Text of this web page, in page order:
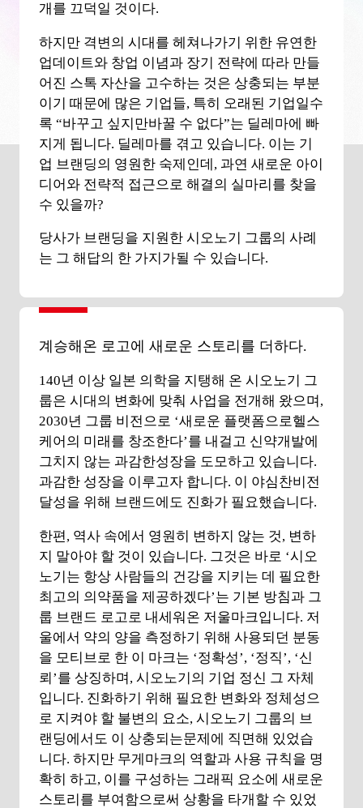
개를 끄덕일 것이다.
하지만 격변의 시대를 헤쳐나가기 위한 유연한
업데이트와 창업 이념과 장기 전략에 따라 만들
어진 스톡 자산을 고수하는 것은 상충되는 부분
이기 때문에 많은 기업들, 특히 오래된 기업일수
록 “바꾸고 싶지만바꿀 수 없다”는 딜레마에 빠
지게 됩니다. 딜레마를 겪고 있습니다. 이는 기
업 브랜딩의 영원한 숙제인데, 과연 새로운 아이
디어와 전략적 접근으로 해결의 실마리를 찾을
수 있을까?
당사가 브랜딩을 지원한 시오노기 그룹의 사례
는 그 해답의 한 가지가될 수 있습니다.
계승해온 로고에 새로운 스토리를 더하다.
140년 이상 일본 의학을 지탱해 온 시오노기 그
룹은 시대의 변화에 맞춰 사업을 전개해 왔으며,
2030년 그룹 비전으로 ‘새로운 플랫폼으로헬스
케어의 미래를 창조한다’를 내걸고 신약개발에
그치지 않는 과감한성장을 도모하고 있습니다.
과감한 성장을 이루고자 합니다. 이 야심찬비전
달성을 위해 브랜드에도 진화가 필요했습니다.
한편, 역사 속에서 영원히 변하지 않는 것, 변하
지 말아야 할 것이 있습니다. 그것은 바로 ‘시오
노기는 항상 사람들의 건강을 지키는 데 필요한
최고의 의약품을 제공하겠다’는 기본 방침과 그
룹 브랜드 로고로 내세워온 저울마크입니다. 저
울에서 약의 양을 측정하기 위해 사용되던 분동
을 모티브로 한 이 마크는 ‘정확성’, ‘정직’, ‘신
뢰’를 상징하며, 시오노기의 기업 정신 그 자체
입니다. 진화하기 위해 필요한 변화와 정체성으
로 지켜야 할 불변의 요소, 시오노기 그룹의 브
랜딩에서도 이 상충되는문제에 직면해 있었습
니다. 하지만 무게마크의 역할과 사용 규칙을 명
확히 하고, 이를 구성하는 그래픽 요소에 새로운
스토리를 부여함으로써 상황을 타개할 수 있었